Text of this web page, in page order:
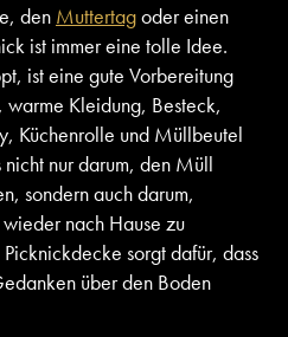
den Muttertagoder einen
ist immer eine tolle Idee.
ist eine gute Vorbereitung
Kleidung, Besteck,
Küchenrolle und Müllbeutel
nur darum, den Müll
sondern auch darum,
nach Hause zu
sorgt dafür, dass
über den Boden